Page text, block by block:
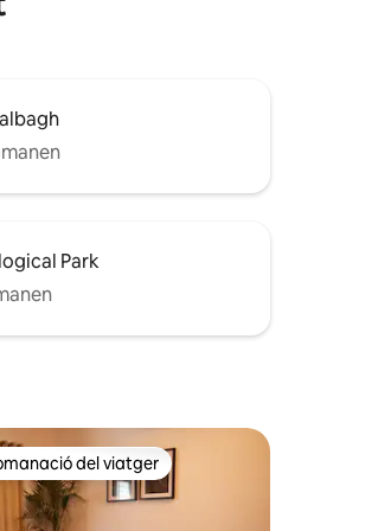
Park
recomanacions dels viatgers
del viatger